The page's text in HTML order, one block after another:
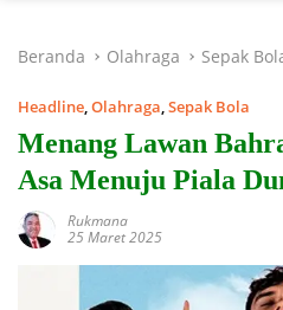
Beranda Olahraga Sepak
Headline,Olahraga,Sepak Bola
Menang Lawan
Asa Menuju Piala
Rukmana
25 Maret 2025